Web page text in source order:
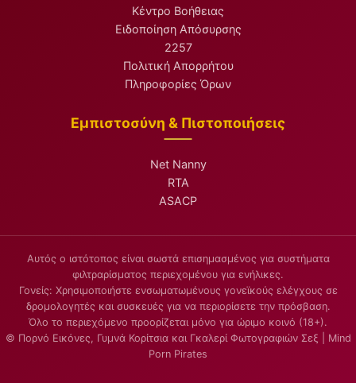
Κέντρο Βοήθειας
Ειδοποίηση Απόσυρσης
2257
Πολιτική Απορρήτου
Πληροφορίες Όρων
Εμπιστοσύνη & Πιστοποιήσεις
Net Nanny
RTA
ASACP
Αυτός ο ιστότοπος είναι σωστά επισημασμένος για συστήματα
φιλτραρίσματος περιεχομένου για ενήλικες.
Γονείς: Χρησιμοποιήστε ενσωματωμένους γονεϊκούς ελέγχους σε
δρομολογητές και συσκευές για να περιορίσετε την πρόσβαση.
Όλο το περιεχόμενο προορίζεται μόνο για ώριμο κοινό (18+).
© Πορνό Εικόνες, Γυμνά Κορίτσια και Γκαλερί Φωτογραφιών Σεξ | Mind
Porn Pirates